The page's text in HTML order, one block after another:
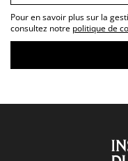
Pour en savoir plus sur la
consultez notre politique de